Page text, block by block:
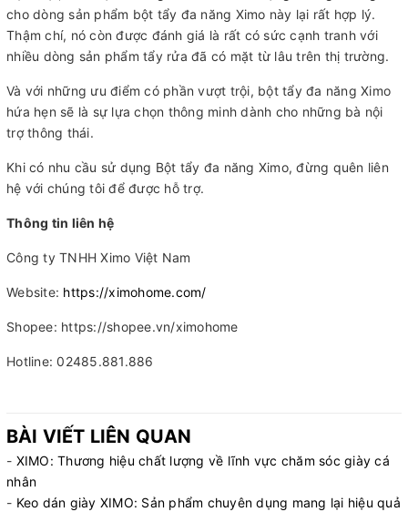
cho dòng sản phẩm bột tẩy đa năng Ximo này lại rất hợp lý.
Thậm chí, nó còn được đánh giá là rất có sức cạnh tranh với
nhiều dòng sản phẩm tẩy rửa đã có mặt từ lâu trên thị trường.
Và với những ưu điểm có phần vượt trội, bột tẩy đa năng Ximo
hứa hẹn sẽ là sự lựa chọn thông minh dành cho những bà nội
trợ thông thái.
Khi có nhu cầu sử dụng Bột tẩy đa năng Ximo, đừng quên liên
hệ với chúng tôi để được hỗ trợ.
Thông tin liên hệ
Công ty TNHH Ximo Việt Nam
Website: https://ximohome.com/
Shopee: https://shopee.vn/ximohome
Hotline: 02485.881.886
BÀI VIẾT LIÊN QUAN
- XIMO: Thương hiệu chất lượng về lĩnh vực chăm sóc giày cá
nhân
- Keo dán giày XIMO: Sản phẩm chuyên dụng mang lại hiệu quả